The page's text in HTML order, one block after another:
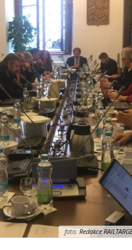
foto: Redakce